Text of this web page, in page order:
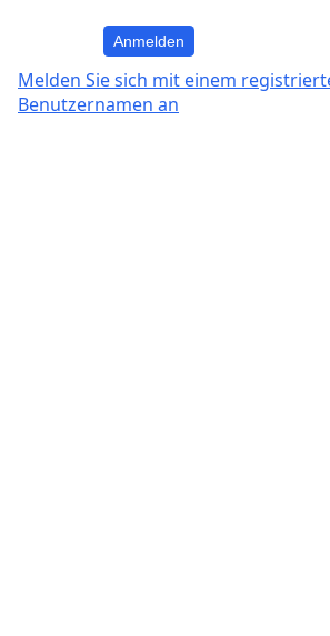
Anmelden
Melden Sie sich mit einem
Benutzernamen an